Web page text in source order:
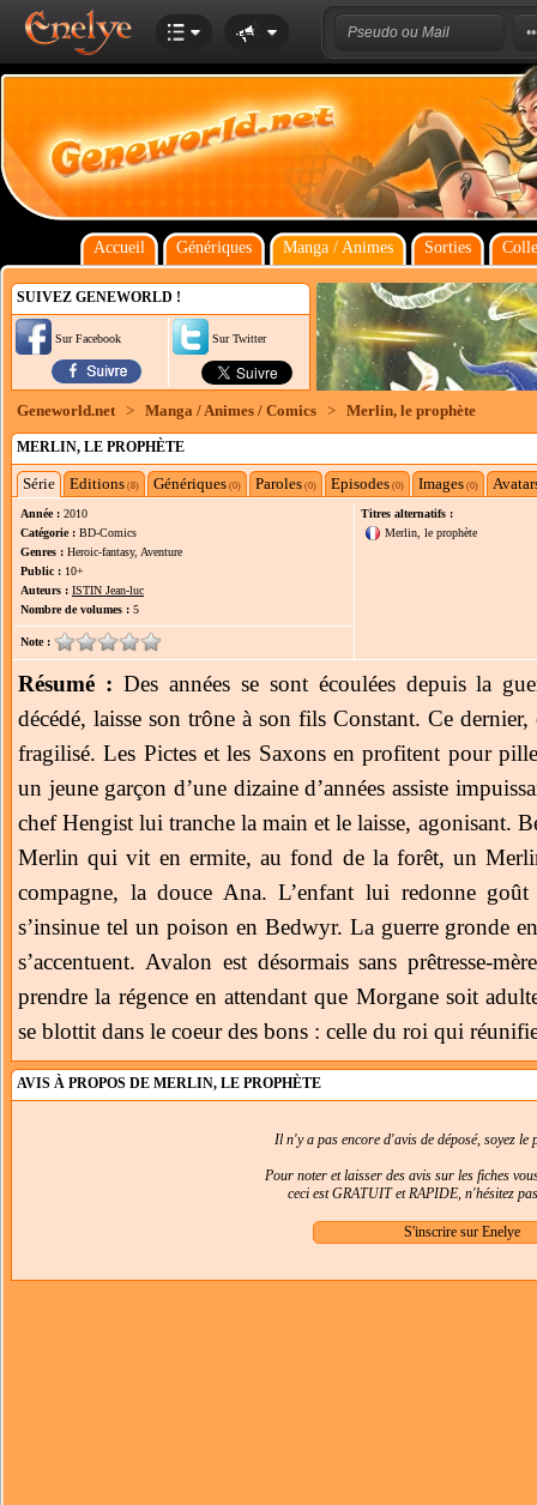
Accueil Génériques Manga / Animes Sorties
SUIVEZ GENEWORLD !
Sur Facebook Sur Twitter
Geneworld.net > Manga / Animes / Comics > Merlin, le prophète
MERLIN, LE PROPHÈTE
Série Editions (8) Génériques (0) Paroles (0) Episodes (0) Images (0)
Année : 2010
Catégorie : BD-Comics
Genres : Heroic-fantasy, Aventure
Public : 10+
Auteurs : ISTIN Jean-luc
Nombre de volumes : 5
Note :
Titres alternatifs :
Merlin, le prophète
Résumé : Des années se sont écoulées depuis la
décédé, laisse son trône à son fils Constant. Ce
fragilisé. Les Pictes et les Saxons en profitent pour
un jeune garçon d’une dizaine d’années assiste
chef Hengist lui tranche la main et le laisse, agonisant.
Merlin qui vit en ermite, au fond de la forêt, un
compagne, la douce Ana. L’enfant lui redonne
s’insinue tel un poison en Bedwyr. La guerre gronde
s’accentuent. Avalon est désormais sans prêtresse-
prendre la régence en attendant que Morgane soit
se blottit dans le coeur des bons : celle du roi qui
AVIS À PROPOS DE MERLIN, LE PROPHÈTE
Il n'y a pas encore d'avis de déposé, soyez
Pour noter et laisser des avis sur les fiches
ceci est GRATUIT et RAPIDE, n'hésitez